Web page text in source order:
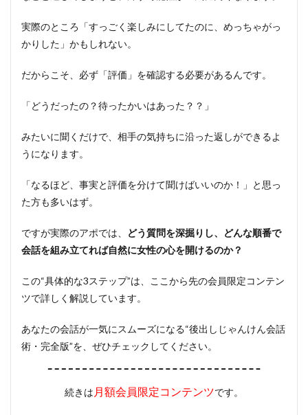
実際のところ「すっごく楽しみにしてたのに、めっちゃがっ
かりした」かもしれない。
だからこそ、必ず「評価」を確認する必要があるんです。
「どうだったの？待ったかいはあった？？」
みたいに聞くだけで、相手の気持ちに沿った返しができるよ
うになります。
「なるほど、事実と評価を分けて聞けばいいのか！」と思っ
た方も多いはず。
ですが実際のアポでは、
どう質問を深掘りし、どんな順番で
会話を組み立てれば自然に女性の心を開けるのか？
この“具体的な3ステップ”は、ここから先の会員限定コンテン
ツで詳しく解説しています。
あなたの会話が一気にスムーズになる“後出しじゃんけん会話
術・完全版”を、ぜひチェックしてください。
続きは 月額会員限定コンテンツです。